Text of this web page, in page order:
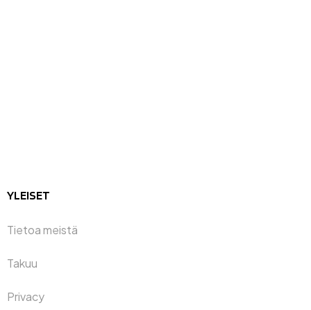
YLEISET
Tietoa meistä
Takuu
Privacy